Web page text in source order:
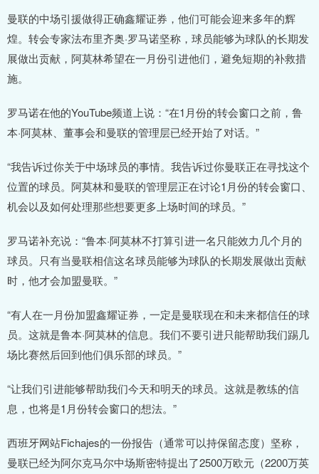
曼联的中场引援做得正确鑫耀证券，他们可能会迎来多年的辉
煌。转会专家法布里齐奥·罗马诺坚称，球员能够为球队的长期发
展做出贡献，阿莫林希望在一月份引进他们，避免短期的补救措
施。
罗马诺在他的YouTube频道上说：“在1月份的转会窗口之前，鲁
本·阿莫林、董事会和曼联的管理层已经开始了对话。”
“我告诉过你关于中场球员的事情。我告诉过你曼联正在寻找这个
位置的球员。阿莫林和曼联的管理层正在讨论1月份的转会窗口、
机会以及如何处理那些想要更多上场时间的球员。”
罗马诺补充说：“鲁本·阿莫林不打算引进一名只能效力几个月的
球员。只有当曼联相信这名球员能够为球队的长期发展做出贡献
时，他才会加盟曼联。”
“有人在一月份加盟鑫耀证券，一定是曼联现在和未来都信任的球
员。这就是鲁本·阿莫林的信息。我们不要引进只能帮助我们踢几
场比赛然后回到他们俱乐部的球员。”
“让我们引进能够帮助我们今天和明天的球员。这就是教练的信
息，也将是1月份转会窗口的想法。”
西班牙网站Fichajes的一份报告（通常可以持保留态度）坚称，
曼联已经为阿尔克马尔中场斯密特提出了2500万欧元（2200万英